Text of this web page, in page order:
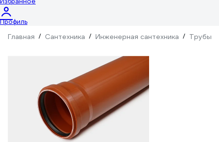
Профиль
Главная / Сантехника / Инженерная сантехника / Трубы